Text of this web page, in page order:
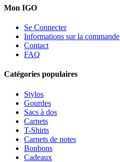
Mon IGO
Se Connecter
Informations sur la commande
Contact
FAQ
Catégories populaires
Stylos
Gourdes
Sacs à dos
Carnets
T-Shirts
Carnets de notes
Bonbons
Cadeaux